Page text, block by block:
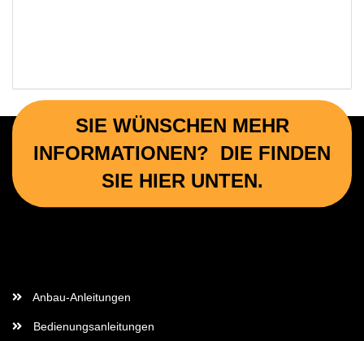
SIE WÜNSCHEN MEHR
INFORMATIONEN? DIE FINDEN
SIE HIER UNTEN.
Anbau-Anleitungen
Bedienungsanleitungen